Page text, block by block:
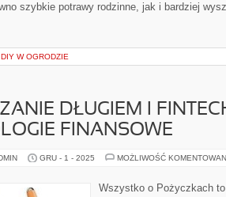
szybkie potrawy rodzinne, jak i bardziej
DIY W OGRODZIE
DŁUGIEM I
FINANSOWE
GRU - 1 - 2025 MOŻLIWOŚĆ
Wszystko o Pożyczkach